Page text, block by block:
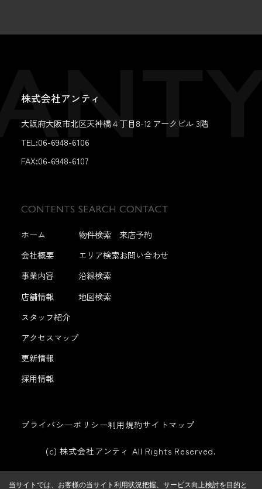
株式会社アンティ
大阪府大阪市北区天神橋４丁目8-12 アークビル 3階
TEL:06-6948-6106
FAX:06-6948-6107
ホーム
会社概要
事業内容
店舗情報
スタッフ紹介
アクセスマップ
更新情報
採用情報
物件検索
エリア検索
沿線検索
地図検索
来店予約
お問い合わせ
プライバシーポリシー利用規約サイトマップ
(c) 株式会社アンティ All Rights Reserved.
当サイトでは、お客様の当サイト利用状況把握、サービス向上検討を目的と